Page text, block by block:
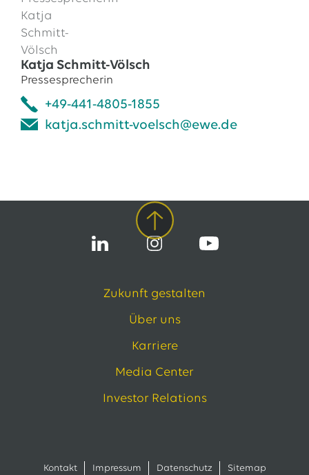
Katja Schmitt-Völsch
Pressesprecherin
+49-441-4805-1855
katja.schmitt-voelsch@ewe.de
Zukunft gestalten
Über uns
Karriere
Media Center
Investor Relations
Kontakt Impressum Datenschutz Sitemap